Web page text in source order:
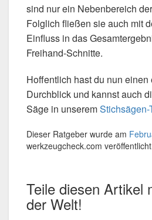
sind nur ein Nebenbereich
Folglich fließen sie auch mit
Einfluss in das
Freihand-Schnitte.
Hoffentlich hast du nun einen
Durchblick und kannst auch
Säge in unseremStichsägen-
Dieser Ratgeber wurde am
werkzeugcheck.com
Teile diesen Artikel
der Welt!